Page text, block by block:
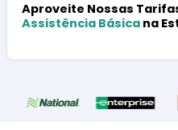
Aproveite Nossas
Assistência Básica na